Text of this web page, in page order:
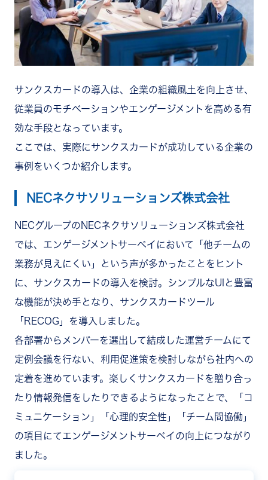
サンクスカードの導入は、企業の組織風土を向上させ、
従業員のモチベーションやエンゲージメントを高める有
効な手段となっています。
ここでは、実際にサンクスカードが成功している企業の
事例をいくつか紹介します。
NECネクサソリューションズ株式会社
NECグループのNECネクサソリューションズ株式会社
では、エンゲージメントサーベイにおいて「他チームの
業務が見えにくい」という声が多かったことをヒント
に、サンクスカードの導入を検討。シンプルなUIと豊富
な機能が決め手となり、サンクスカードツール
「RECOG」を導入しました。
各部署からメンバーを選出して結成した運営チームにて
定例会議を行ない、利用促進策を検討しながら社内への
定着を進めています。楽しくサンクスカードを贈り合っ
たり情報発信をしたりできるようになったことで、「コ
ミュニケーション」「心理的安全性」「チーム間協働」
の項目にてエンゲージメントサーベイの向上につながり
ました。